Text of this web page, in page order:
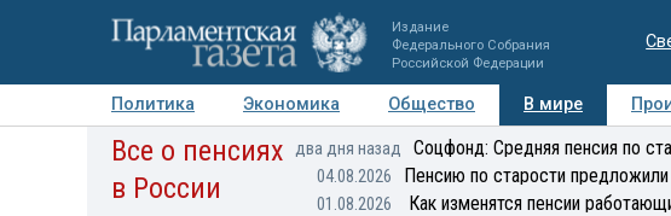
Издание
Федерального Собрания
Российской Федерации
Политика Экономика Общество В мире
Авторы Персоны Мнения Регионы
Все о пенсиях
в России
два дня назад Соцфонд: Средняя пенсия по
04.08.2026 Пенсию по старости предложили
01.08.2026 Как изменятся пенсии